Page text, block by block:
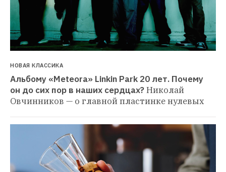
НОВАЯ КЛАССИКА
Альбому «Meteora» Linkin Park 20 лет. Почему
он до сих пор в наших сердцах?Николай
Овчинников — о главной пластинке нулевых